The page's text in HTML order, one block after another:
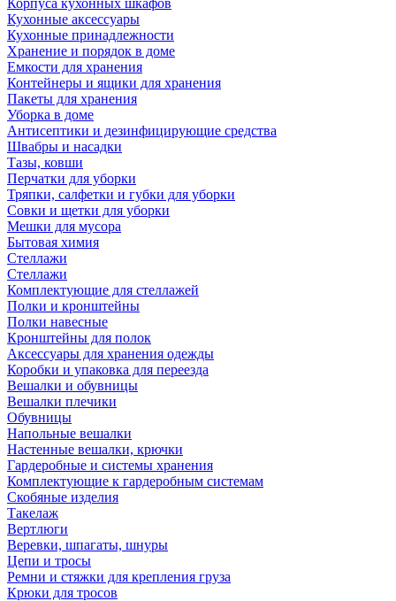
Корпуса кухонных шкафов
Кухонные аксессуары
Кухонные принадлежности
Хранение и порядок в доме
Емкости для хранения
Контейнеры и ящики для хранения
Пакеты для хранения
Уборка в доме
Антисептики и дезинфицирующие средства
Швабры и насадки
Тазы, ковши
Перчатки для уборки
Тряпки, салфетки и губки для уборки
Совки и щетки для уборки
Мешки для мусора
Бытовая химия
Стеллажи
Стеллажи
Комплектующие для стеллажей
Полки и кронштейны
Полки навесные
Кронштейны для полок
Аксессуары для хранения одежды
Коробки и упаковка для переезда
Вешалки и обувницы
Вешалки плечики
Обувницы
Напольные вешалки
Настенные вешалки, крючки
Гардеробные и системы хранения
Комплектующие к гардеробным системам
Скобяные изделия
Такелаж
Вертлюги
Веревки, шпагаты, шнуры
Цепи и тросы
Ремни и стяжки для крепления груза
Крюки для тросов